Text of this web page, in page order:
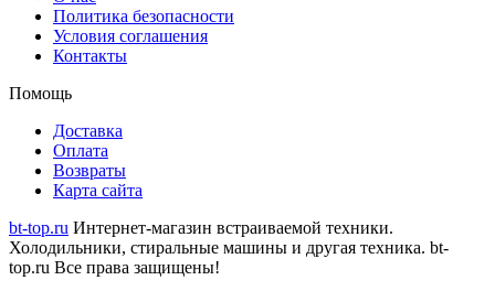
Политика безопасности
Условия соглашения
Контакты
Помощь
Доставка
Оплата
Возвраты
Карта сайта
bt-top.ru Интернет-магазин встраиваемой техники.
Холодильники, стиральные машины и другая техника. bt-
top.ru Все права защищены!